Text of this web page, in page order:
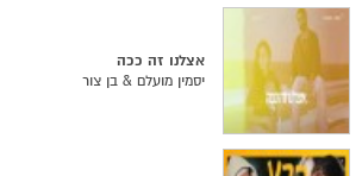
אצלנו זה ככה
יסמין מועלם & בן צור